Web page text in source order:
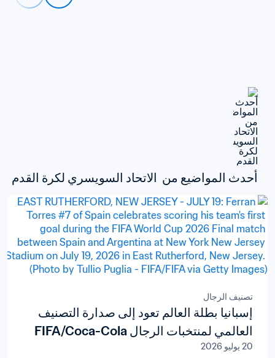
أحدث المواضيع من  الاتحاد السويسري لكرة القدم
تصنيف الرجال
إسبانيا بطلة العالم تعود إلى صدارة التصنيف
العالمي لمنتخبات الرجال FIFA/Coca-Cola
20 يوليو 2026